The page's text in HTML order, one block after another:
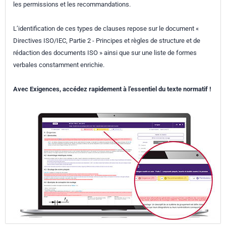
les permissions et les recommandations.
L’identification de ces types de clauses repose sur le document «
Directives ISO/IEC, Partie 2 - Principes et règles de structure et de
rédaction des documents ISO » ainsi que sur une liste de formes
verbales constamment enrichie.
Avec Exigences, accédez rapidement à l’essentiel du texte normatif !